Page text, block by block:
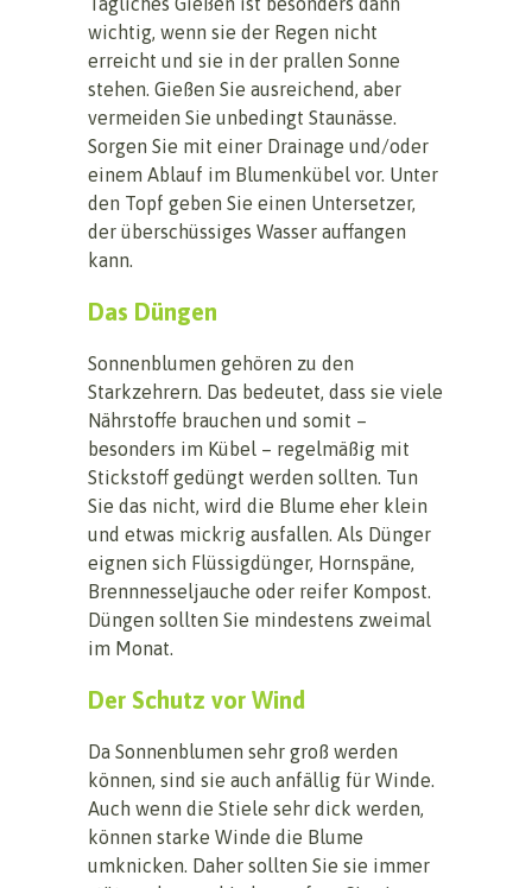
wichtig, wenn sie der Regen nicht
erreicht und sie in der prallen Sonne
stehen. Gießen Sie ausreichend, aber
vermeiden Sie unbedingt Staunässe.
Sorgen Sie mit einer Drainage und/oder
einem Ablauf im Blumenkübel vor. Unter
den Topf geben Sie einen Untersetzer,
der überschüssiges Wasser auffangen
kann.
Das Düngen
Sonnenblumen gehören zu den
Starkzehrern. Das bedeutet, dass sie viele
Nährstoffe brauchen und somit –
besonders im Kübel – regelmäßig mit
Stickstoff gedüngt werden sollten. Tun
Sie das nicht, wird die Blume eher klein
und etwas mickrig ausfallen. Als Dünger
eignen sich Flüssigdünger, Hornspäne,
Brennnesseljauche oder reifer Kompost.
Düngen sollten Sie mindestens zweimal
im Monat.
Der Schutz vor Wind
Da Sonnenblumen sehr groß werden
können, sind sie auch anfällig für Winde.
Auch wenn die Stiele sehr dick werden,
können starke Winde die Blume
umknicken. Daher sollten Sie sie immer